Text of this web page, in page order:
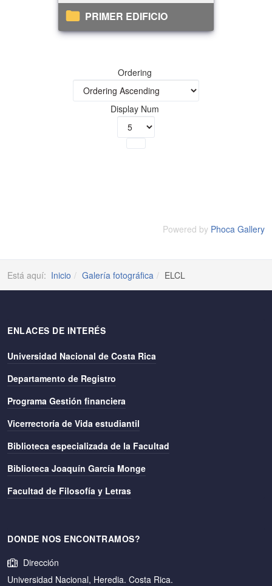
PRIMER EDIFICIO
Ordering
Display Num
Powered by Phoca Gallery
Está aquí: Inicio Galería fotográfica ELCL
ENLACES DE INTERÉS
Universidad Nacional de Costa Rica
Departamento de Registro
Programa Gestión financiera
Vicerrectoría de Vida estudiantil
Biblioteca especializada de la Facultad
Biblioteca Joaquín García Monge
Facultad de Filosofía y Letras
DONDE NOS ENCONTRAMOS?
Dirección
Universidad Nacional, Heredia. Costa Rica.